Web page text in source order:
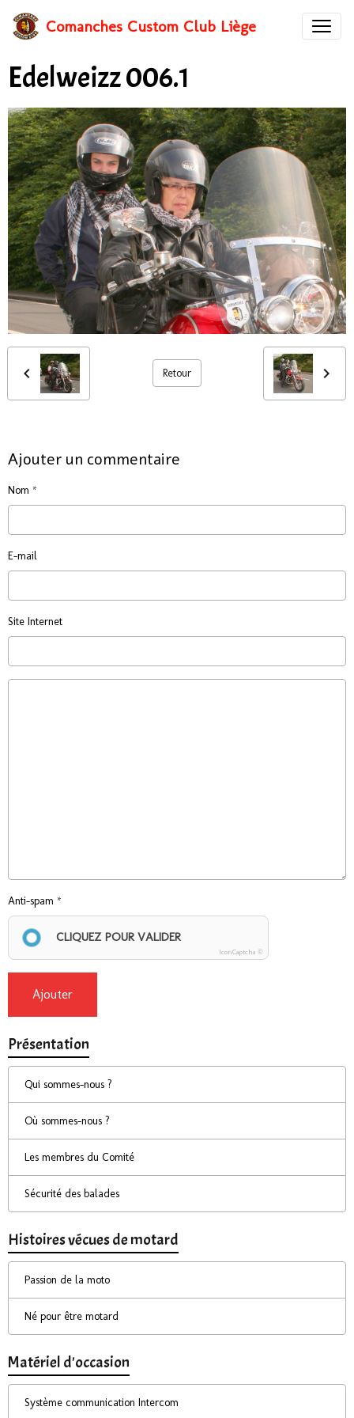
Comanches Custom Club Liège
Edelweizz 006.1
Retour
Ajouter un commentaire
Nom
E-mail
Site Internet
Anti-spam
CLIQUEZ POUR VALIDER
IconCaptcha ©
Ajouter
Présentation
Qui sommes-nous ?
Où sommes-nous ?
Les membres du Comité
Sécurité des balades
Histoires vécues de motard
Passion de la moto
Né pour être motard
Matériel d'occasion
Système communication Intercom